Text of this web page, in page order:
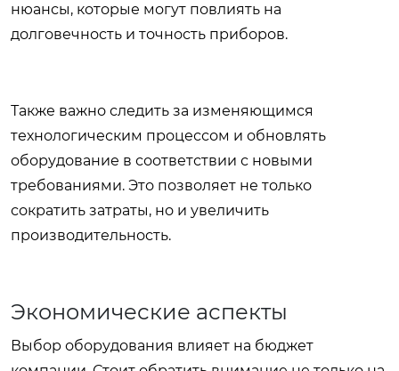
нюансы, которые могут повлиять на
долговечность и точность приборов.
Также важно следить за изменяющимся
технологическим процессом и обновлять
оборудование в соответствии с новыми
требованиями. Это позволяет не только
сократить затраты, но и увеличить
производительность.
Экономические аспекты
Выбор оборудования влияет на бюджет